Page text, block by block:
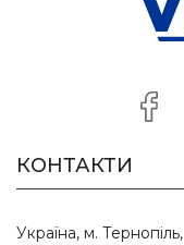
КОНТАКТИ
Україна, м. Тернопіль,